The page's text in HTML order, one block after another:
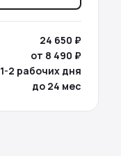
24 650 ₽
от 8 490 ₽
1-2 рабочих дня
до 24 мес